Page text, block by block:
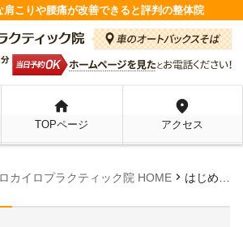
肩こりや腰痛が改善できると評判の整体院
home
TOPページ
location_on
アクセス
カイロプラクティック院 HOME chevron_right はじめての方へ